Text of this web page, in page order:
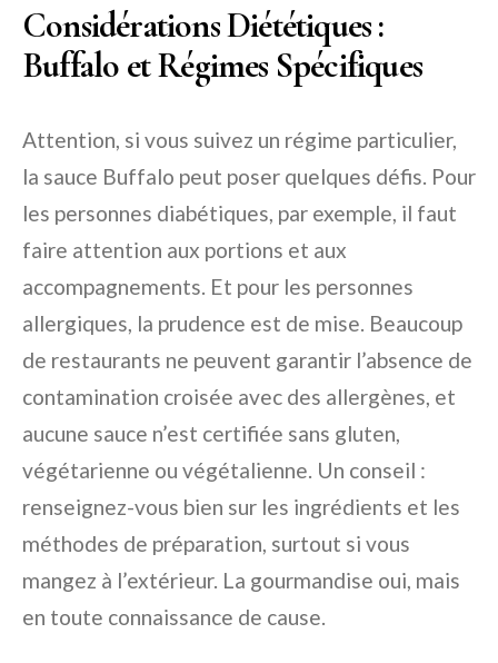
Considérations Diététiques :
Buffalo et Régimes Spécifiques
Attention, si vous suivez un régime particulier,
la sauce Buffalo peut poser quelques défis. Pour
les personnes diabétiques, par exemple, il faut
faire attention aux portions et aux
accompagnements. Et pour les personnes
allergiques, la prudence est de mise. Beaucoup
de restaurants ne peuvent garantir l’absence de
contamination croisée avec des allergènes, et
aucune sauce n’est certifiée sans gluten,
végétarienne ou végétalienne. Un conseil :
renseignez-vous bien sur les ingrédients et les
méthodes de préparation, surtout si vous
mangez à l’extérieur. La gourmandise oui, mais
en toute connaissance de cause.